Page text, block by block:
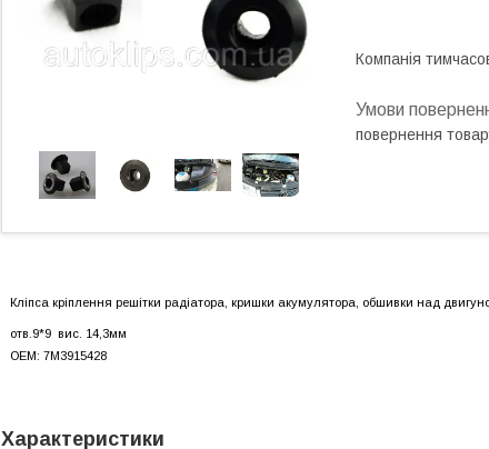
Компанія
повернення
Кліпса кріплення решітки радіатора, кришки акумулятора, обшивки над
отв.9*9 вис. 14,3мм
OEM: 7M3915428
Характеристики